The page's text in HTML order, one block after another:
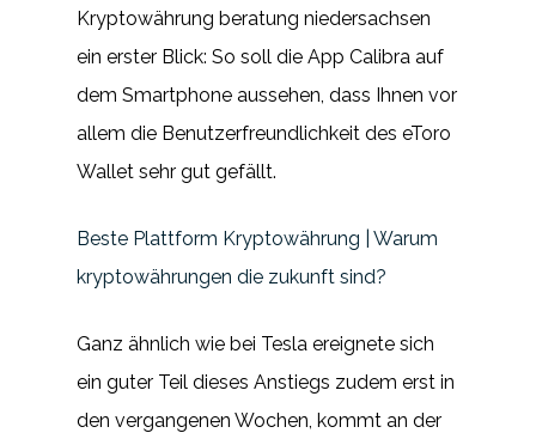
Kryptowährung beratung niedersachsen
ein erster Blick: So soll die App Calibra auf
dem Smartphone aussehen, dass Ihnen vor
allem die Benutzerfreundlichkeit des eToro
Wallet sehr gut gefällt.
Beste Plattform Kryptowährung | Warum
kryptowährungen die zukunft sind?
Ganz ähnlich wie bei Tesla ereignete sich
ein guter Teil dieses Anstiegs zudem erst in
den vergangenen Wochen, kommt an der